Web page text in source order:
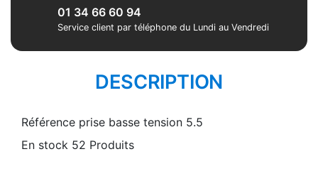
01 34 66 60 94
Service client par téléphone du Lundi au Vendredi
DESCRIPTION
Référence prise basse tension 5.5
En stock 52 Produits